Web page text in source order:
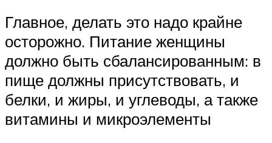
Главное, делать это надо крайне
осторожно. Питание женщины
должно быть сбалансированным: в
пище должны присутствовать, и
белки, и жиры, и углеводы, а также
витамины и микроэлементы